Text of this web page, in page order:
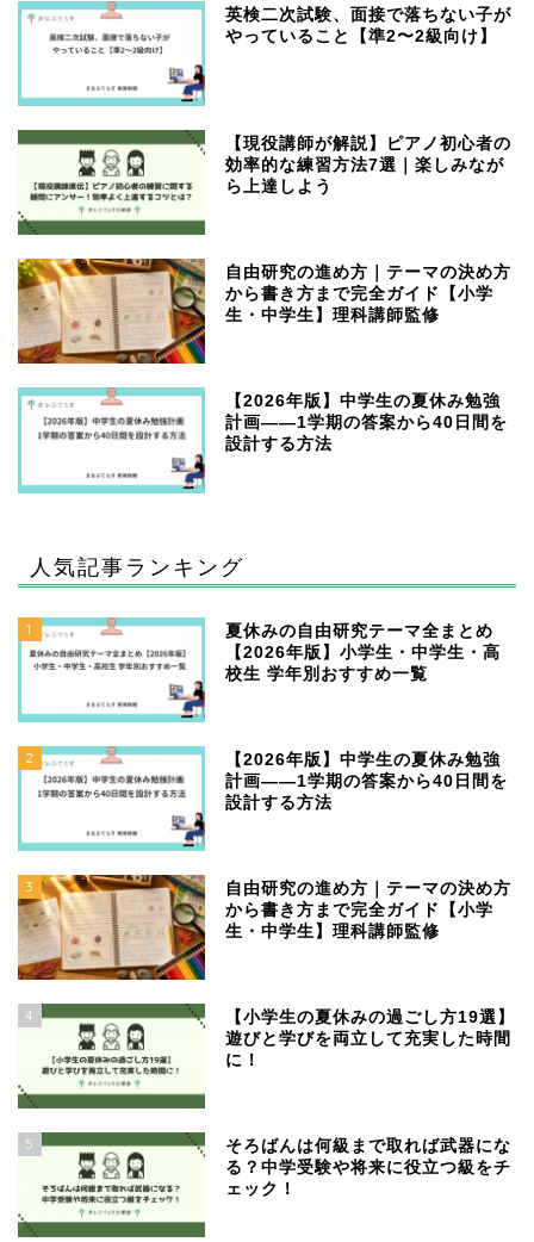
英検二次試験、面接で落ちない子が
やっていること【準2〜2級向け】
【現役講師が解説】ピアノ初心者の
効率的な練習方法7選｜楽しみなが
ら上達しよう
自由研究の進め方｜テーマの決め方
から書き方まで完全ガイド【小学
生・中学生】理科講師監修
【2026年版】中学生の夏休み勉強
計画——1学期の答案から40日間を
設計する方法
人気記事ランキング
1
夏休みの自由研究テーマ全まとめ
【2026年版】小学生・中学生・高
校生 学年別おすすめ一覧
2
【2026年版】中学生の夏休み勉強
計画——1学期の答案から40日間を
設計する方法
3
自由研究の進め方｜テーマの決め方
から書き方まで完全ガイド【小学
生・中学生】理科講師監修
4
【小学生の夏休みの過ごし方19選】
遊びと学びを両立して充実した時間
に！
5
そろばんは何級まで取れば武器にな
る？中学受験や将来に役立つ級をチ
ェック！